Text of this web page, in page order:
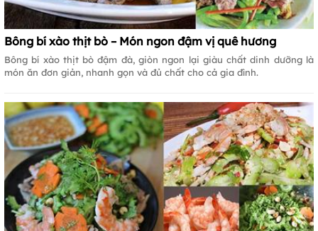
Bông bí xào thịt bò – Món ngon đậm vị quê hương
Bông bí xào thịt bò đậm đà, giòn ngon lại giàu chất dinh dưỡng là
món ăn đơn giản, nhanh gọn và đủ chất cho cả gia đình.